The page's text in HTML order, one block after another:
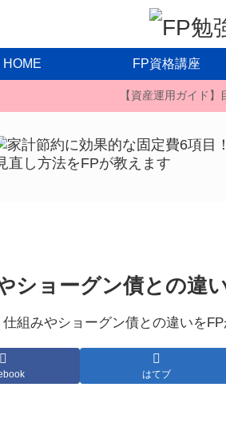
HOME FP資格講座
【資産運用ガイド】
ショーグン債との違
はてブ